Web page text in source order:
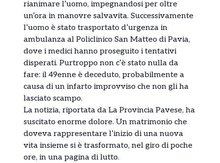
rianimare l’uomo, impegnandosi per oltre
un’ora in manovre salvavita. Successivamente
l’uomo è stato trasportato d’urgenza in
ambulanza al Policlinico San Matteo di Pavia,
dove i medici hanno proseguito i tentativi
disperati. Purtroppo non c’è stato nulla da
fare: il 49enne è deceduto, probabilmente a
causa di un infarto improvviso che non gli ha
lasciato scampo.
La notizia, riportata da La Provincia Pavese, ha
suscitato enorme dolore. Un matrimonio che
doveva rappresentare l’inizio di una nuova
vita insieme si è trasformato, nel giro di poche
ore, in una pagina di lutto.